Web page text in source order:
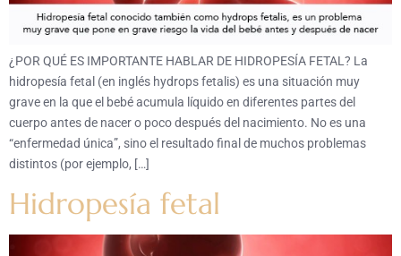
¿POR QUÉ ES IMPORTANTE HABLAR DE HIDROPESÍA FETAL? La
hidropesía fetal (en inglés hydrops fetalis) es una situación muy
grave en la que el bebé acumula líquido en diferentes partes del
cuerpo antes de nacer o poco después del nacimiento. No es una
“enfermedad única”, sino el resultado final de muchos problemas
distintos (por ejemplo, […]
Hidropesía fetal